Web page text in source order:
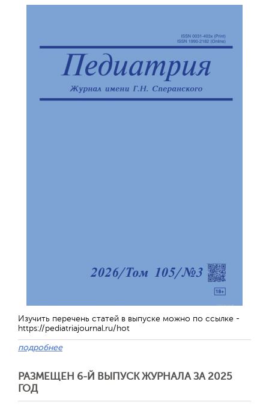
Изучить перечень статей в выпуске можно по ссылке -
https://pediatriajournal.ru/hot
подробнее
РАЗМЕЩЕН 6-Й ВЫПУСК ЖУРНАЛА ЗА 2025
ГОД